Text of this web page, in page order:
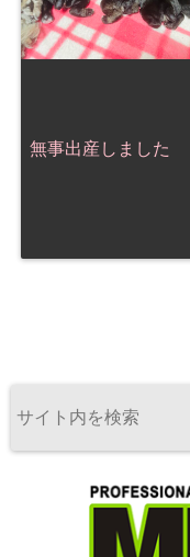
無事出産しました